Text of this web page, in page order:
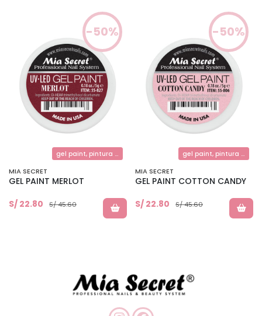
-50%
gel paint, pintura en gel, decoracion
MIA SECRET
GEL PAINT MERLOT
S/ 22.80
S/ 45.60
-50%
gel paint, pintura en gel, decoracion
MIA SECRET
GEL PAINT COTTON CANDY
S/ 22.80
S/ 45.60